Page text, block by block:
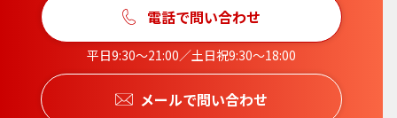
電話で問い合わせ
平日9:30〜21:00／土日祝9:30〜18:00
メールで問い合わせ